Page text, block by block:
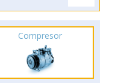
Compresor